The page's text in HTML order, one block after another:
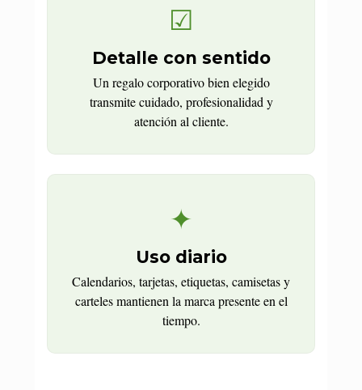
☑
Detalle con sentido
Un regalo corporativo bien elegido
transmite cuidado, profesionalidad y
atención al cliente.
✦
Uso diario
Calendarios, tarjetas, etiquetas, camisetas y
carteles mantienen la marca presente en el
tiempo.